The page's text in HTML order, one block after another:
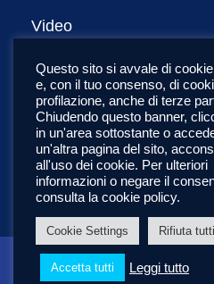
Video
English
Copyright ©2022 CNIT -
Questo sito si avvale di
e, con il tuo consenso, di
profilazione, anche di terze
Chiudendo questo banner,
in un'area sottostante o
un'altra pagina del sito,
all'uso dei cookie. Per ulteriori
informazioni o negare il
consulta la cookie policy.
Cookie Settings Rifiuta tutti
Accetta tutti Leggi tutto